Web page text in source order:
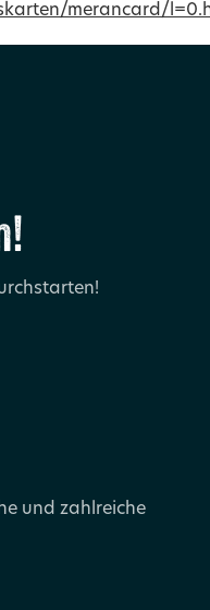
merancard/
und zahlreiche